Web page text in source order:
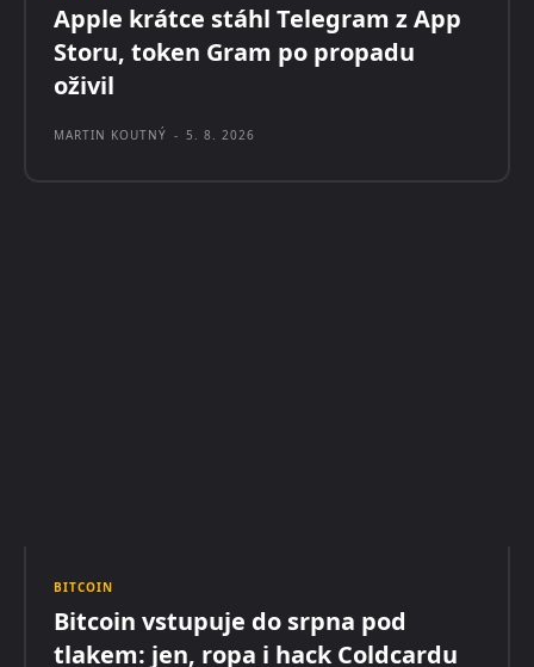
Apple krátce stáhl Telegram z App
Storu, token Gram po propadu
oživil
MARTIN KOUTNÝ - 5. 8. 2026
BITCOIN
Bitcoin vstupuje do srpna pod
tlakem: jen, ropa i hack Coldcardu